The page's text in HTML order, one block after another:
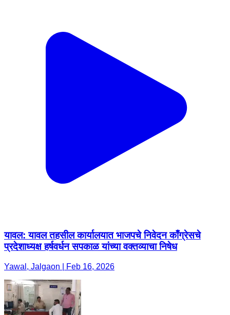
यावल: यावल तहसील कार्यालयात भाजपचे निवेदन काँग्रेसचे
प्रदेशाध्यक्ष हर्षवर्धन सपकाळ यांच्या वक्तव्याचा निषेध
Yawal, Jalgaon | Feb 16, 2026